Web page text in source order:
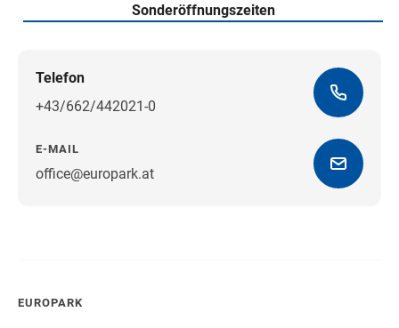
Sonderöffnungszeiten
Telefon
+43/662/442021-0
E-MAIL
office@europark.atWegbeschreibung erhalten
EUROPARK